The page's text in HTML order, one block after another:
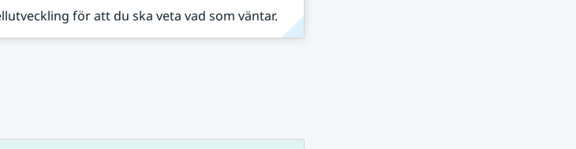
för att du ska veta vad som väntar.